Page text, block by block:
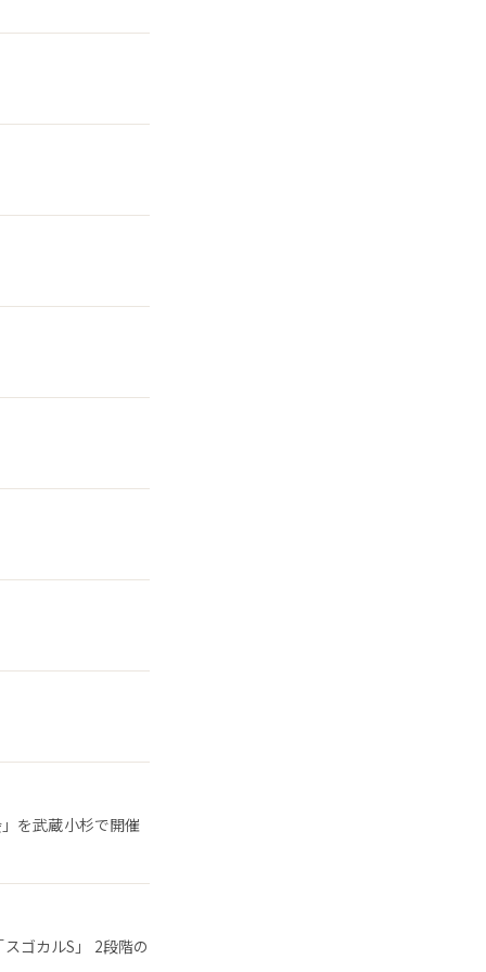
を武蔵小杉で開催
ゴカルS」 2段階の